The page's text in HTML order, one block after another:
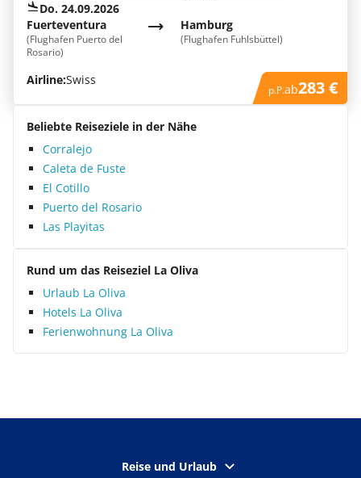
Do. 24.09.2026
Hamburg
(Flughafen Fuhlsbüttel)
Fuerteventura
(Flughafen Puerto del
Rosario)
Airline:Swiss
p.P.ab283 €
Beliebte Reiseziele in der Nähe
Corralejo
Caleta de Fuste
El Cotillo
Puerto del Rosario
Las Playitas
Rund um das Reiseziel La Oliva
Urlaub La Oliva
Hotels La Oliva
Ferienwohnung La Oliva
Reise und Urlaub